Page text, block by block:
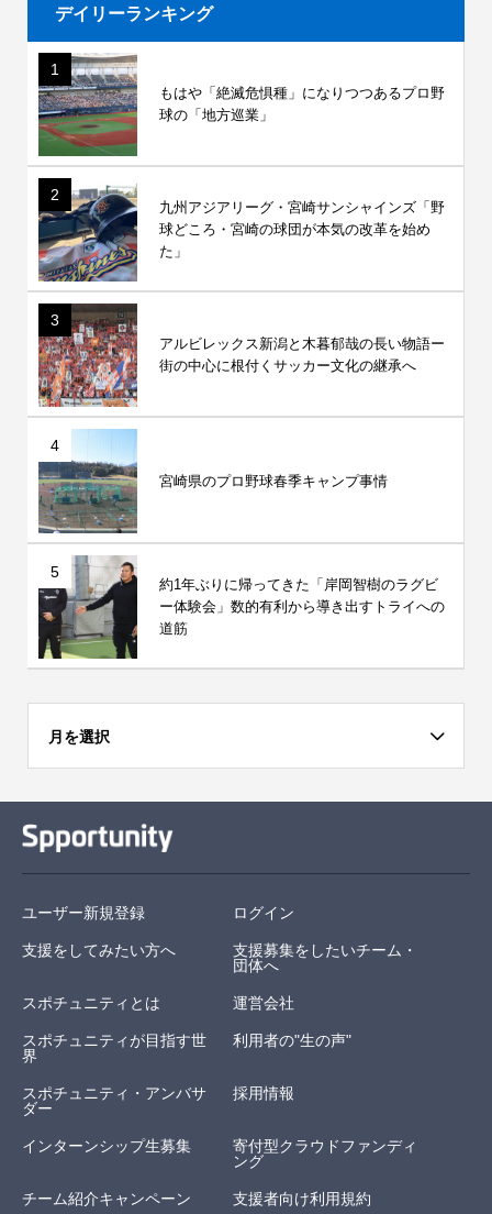
デイリーランキング
1
もはや「絶滅危惧種」になりつつあるプロ野
球の「地方巡業」
2
九州アジアリーグ・宮崎サンシャインズ「野
球どころ・宮崎の球団が本気の改革を始め
た」
3
アルビレックス新潟と木暮郁哉の長い物語ー
街の中心に根付くサッカー文化の継承へ
4
宮崎県のプロ野球春季キャンプ事情
5
約1年ぶりに帰ってきた「岸岡智樹のラグビ
ー体験会」数的有利から導き出すトライへの
道筋
月を選択
ユーザー新規登録 ログイン
支援をしてみたい方へ
支援募集をしたいチーム・
団体へ
スポチュニティとは 運営会社
スポチュニティが目指す世
界
利用者の"生の声"
スポチュニティ・アンバサ
ダー
採用情報
インターンシップ生募集
寄付型クラウドファンディ
ング
チーム紹介キャンペーン 支援者向け利用規約